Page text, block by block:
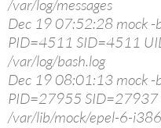
/var/log/messages
Dec 19 07:52:28 mock -
PID=4511 SID=4511
/var/log/bash.log
Dec 19 08:01:13 mock -
PID=27955 SID=27937
/var/lib/mock/epel-6-